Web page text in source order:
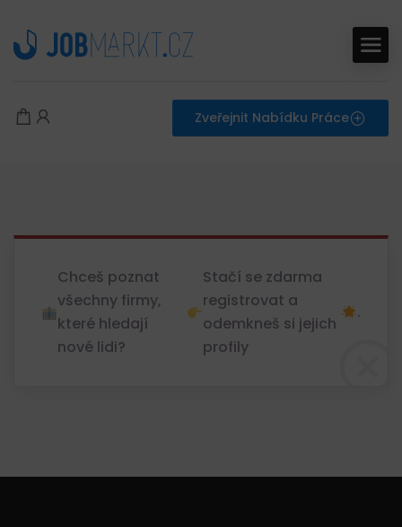
Zveřejnit Nabídku Práce
Chceš poznat
všechny firmy,
které hledají
nové lidi?
Stačí se zdarma
registrovat a
odemkneš si jejich
profily
.